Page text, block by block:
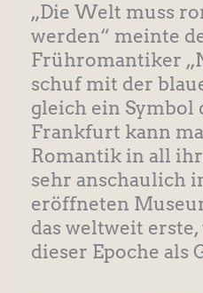
„Die Welt muss
werden“ meinte
Frühromantiker
schuf mit der
gleich ein Symbol
Frankfurt kann
Romantik in all
sehr anschaulich
eröffneten
das weltweit
dieser Epoche als